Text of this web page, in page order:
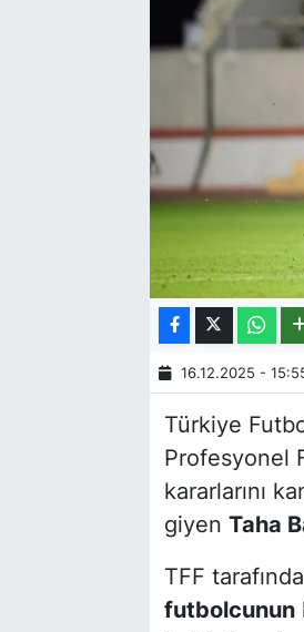
16.12.2025 -
Türkiye
Profesyonel
kararlarını
giyen Taha
TFF
futbolcunun